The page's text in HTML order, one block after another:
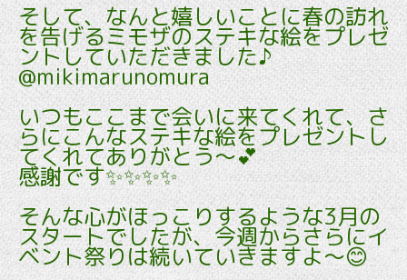
そして、なんと嬉しいことに春の訪れ
を告げるミモザのステキな絵をプレゼ
ントしていただきました♪
@mikimarunomura
いつもここまで会いに来てくれて、さ
らにこんなステキな絵をプレゼントし
てくれてありがとう～💕
感謝です✨✨✨✨
そんな心がほっこりするような3月の
スタートでしたが、今週からさらにイ
ベント祭りは続いていきますよ～😊